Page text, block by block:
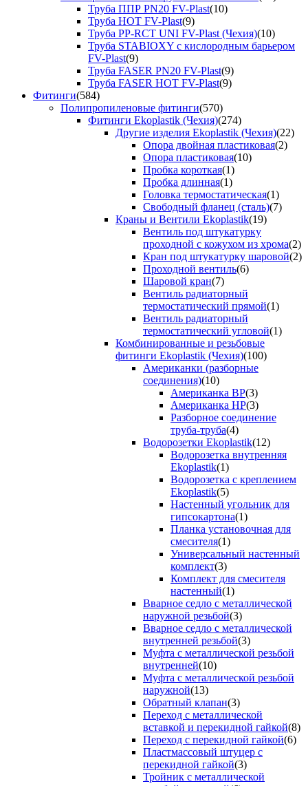
Труба ППР PN20 FV-Plast(10)
Труба HOT FV-Plast(9)
Труба PP-RCT UNI FV-Plast (Чехия)(10)
Труба STABIOXY с кислородным барьером
FV-Plast(9)
Труба FASER PN20 FV-Plast(9)
Труба FASER HOT FV-Plast(9)
Фитинги(584)
Полипропиленовые фитинги(570)
Фитинги Ekoplastik (Чехия)(274)
Другие изделия Ekoplastik (Чехия)(22)
Опора двойная пластиковая(2)
Опора пластиковая(10)
Пробка короткая(1)
Пробка длинная(1)
Головка термостатическая(1)
Свободный фланец (сталь)(7)
Краны и Вентили Ekoplastik(19)
Вентиль под штукатурку
проходной с кожухом из хрома(2)
Кран под штукатурку шаровой(2)
Проходной вентиль(6)
Шаровой кран(7)
Вентиль радиаторный
термостатический прямой(1)
Вентиль радиаторный
термостатический угловой(1)
Комбинированные и резьбовые
фитинги Ekoplastik (Чехия)(100)
Американки (разборные
соединения)(10)
Американка ВР(3)
Американка НР(3)
Разборное соединение
труба-труба(4)
Водорозетки Ekoplastik(12)
Водорозетка внутренняя
Ekoplastik(1)
Водорозетка с креплением
Ekoplastik(5)
Настенный угольник для
гипсокартона(1)
Планка установочная для
смесителя(1)
Универсальный настенный
комплект(3)
Комплект для смесителя
настенный(1)
Вварное седло с металлической
наружной резьбой(3)
Вварное седло с металлической
внутренней резьбой(3)
Муфта с металлической резьбой
внутренней(10)
Муфта с металлической резьбой
наружной(13)
Обратный клапан(3)
Переход с металлической
вставкой и перекидной гайкой(8)
Переход с перекидной гайкой(6)
Пластмассовый штуцер с
перекидной гайкой(3)
Тройник с металлической